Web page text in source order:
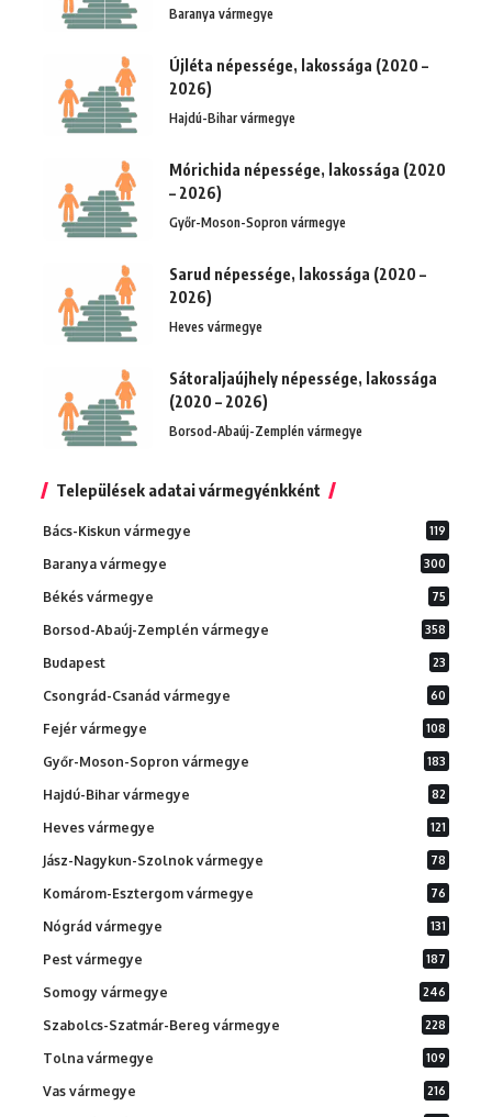
Baranya vármegye
Újléta népessége, lakossága (2020 –
2026)
Hajdú-Bihar vármegye
Mórichida népessége, lakossága (2020
– 2026)
Győr-Moson-Sopron vármegye
Sarud népessége, lakossága (2020 –
2026)
Heves vármegye
Sátoraljaújhely népessége, lakossága
(2020 – 2026)
Borsod-Abaúj-Zemplén vármegye
Települések adatai vármegyénkként
Bács-Kiskun vármegye 119
Baranya vármegye 300
Békés vármegye 75
Borsod-Abaúj-Zemplén vármegye 358
Budapest 23
Csongrád-Csanád vármegye 60
Fejér vármegye 108
Győr-Moson-Sopron vármegye 183
Hajdú-Bihar vármegye 82
Heves vármegye 121
Jász-Nagykun-Szolnok vármegye 78
Komárom-Esztergom vármegye 76
Nógrád vármegye 131
Pest vármegye 187
Somogy vármegye 246
Szabolcs-Szatmár-Bereg vármegye 228
Tolna vármegye 109
Vas vármegye 216